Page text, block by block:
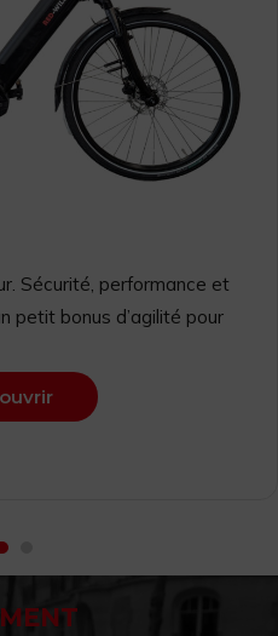
Sécurité, performance et
petit bonus d’agilité pour